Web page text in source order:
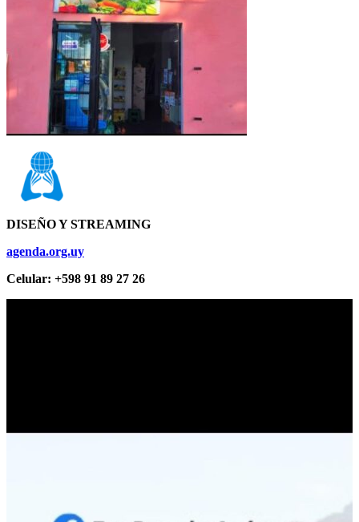
DISEÑO Y STREAMING
agenda.org.uy
Celular: +598 91 89 27 26